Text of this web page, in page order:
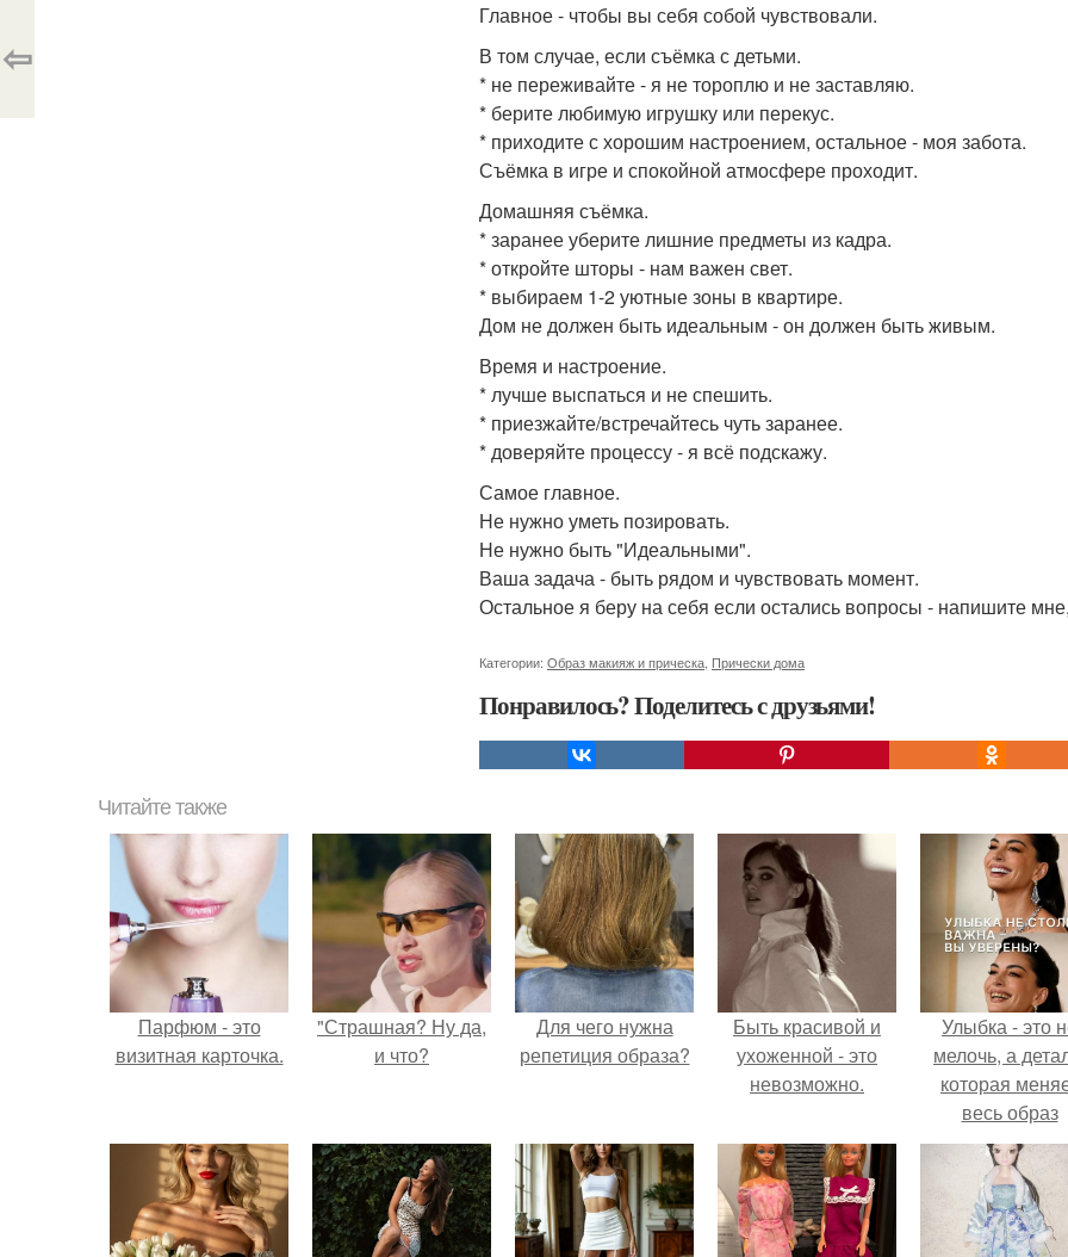
Главное - чтобы вы себя собой чувствовали.
В том случае, если съёмка с детьми.
* не переживайте - я не тороплю и не заставляю.
* берите любимую игрушку или перекус.
* приходите с хорошим настроением, остальное - моя забота.
Съёмка в игре и спокойной атмосфере проходит.
Домашняя съёмка.
* заранее уберите лишние предметы из кадра.
* откройте шторы - нам важен свет.
* выбираем 1-2 уютные зоны в квартире.
Дом не должен быть идеальным - он должен быть живым.
Время и настроение.
* лучше выспаться и не спешить.
* приезжайте/встречайтесь чуть заранее.
* доверяйте процессу - я всё подскажу.
Самое главное.
Не нужно уметь позировать.
Не нужно быть "Идеальными".
Ваша задача - быть рядом и чувствовать момент.
Остальное я беру на себя если остались вопросы - напишите
Категории: Образ макияж и прическа Прически дома
Понравилось? Поделитесь с друзьями!
⇦
Читайте также
Парфюм - это
визитная карточка.
"Страшная? Ну да,
и что?
Для чего нужна
репетиция образа?
Быть красивой и
ухоженной - это
невозможно.
Улыбка - это
мелочь, а
которая
весь образ
человека.